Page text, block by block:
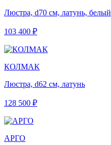
Люстра, d70 см, латунь, белый
103 400 ₽
КОЛМАК
Люстра, d62 см, латунь
128 500 ₽
АРГО